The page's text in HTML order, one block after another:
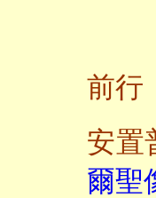
前行
安置
爾聖